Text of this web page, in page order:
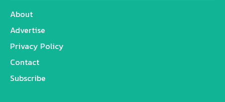
About
Advertise
Privacy Policy
Contact
Subscribe